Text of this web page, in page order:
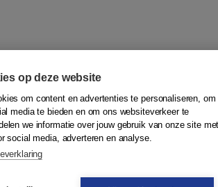
sluit volledig aan bij de nieuwe KNM-
maatschappij en kunnen ze zich
(KNM) van het
Luisteren, Spreken en Schrijven van
op deze website
om content en advertenties te personaliseren, om
media te bieden en om ons websiteverkeer te
we informatie over jouw gebruik van onze site met
social media, adverteren en analyse.